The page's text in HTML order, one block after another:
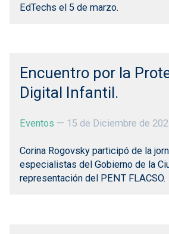
EdTechs el 5 de marzo.
Encuentro por la
Digital Infantil.
Eventos — 15 de Diciembre de
Corina Rogovsky participó de la
especialistas del Gobierno de la
representación del PENT FLACSO.